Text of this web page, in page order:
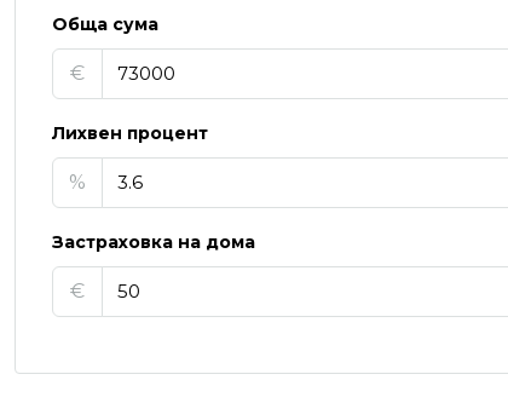
Обща сума
€
Лихвен процент
%
Застраховка на дома
€